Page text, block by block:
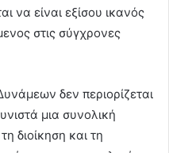
να είναι εξίσου ικανός
στις σύγχρονες
δεν περιορίζεται
μια συνολική
διοίκηση και τη